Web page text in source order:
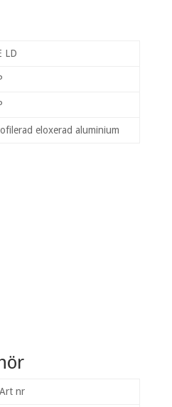
LD
eloxerad aluminium
Art nr